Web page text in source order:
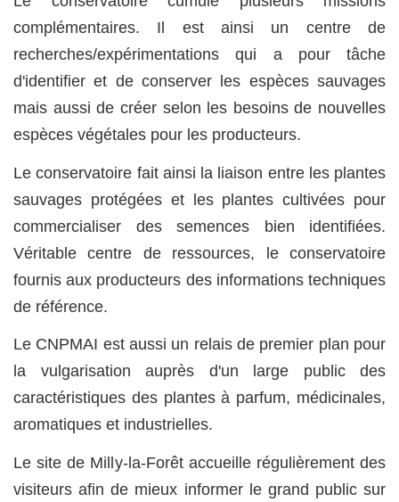
complémentaires. Il est ainsi un centre de
recherches/expérimentations qui a pour tâche
d'identifier et de conserver les espèces sauvages
mais aussi de créer selon les besoins de nouvelles
espèces végétales pour les producteurs.
Le conservatoire fait ainsi la liaison entre les plantes
sauvages protégées et les plantes cultivées pour
commercialiser des semences bien identifiées.
Véritable centre de ressources, le conservatoire
fournis aux producteurs des informations techniques
de référence.
Le CNPMAI est aussi un relais de premier plan pour
la vulgarisation auprès d'un large public des
caractéristiques des plantes à parfum, médicinales,
aromatiques et industrielles.
Le site de Milly-la-Forêt accueille régulièrement des
visiteurs afin de mieux informer le grand public sur